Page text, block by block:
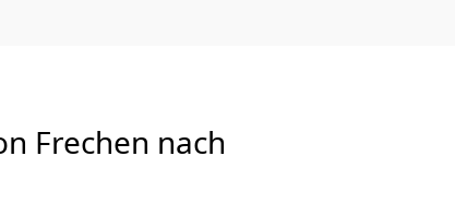
Frechen nach